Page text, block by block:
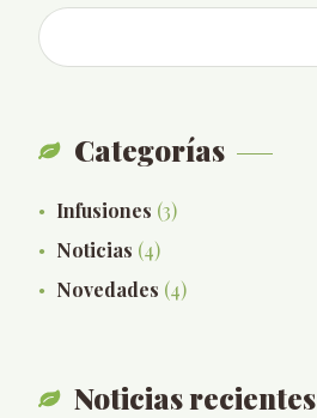
Categorías
Infusiones (3)
Noticias (4)
Novedades (4)
Noticias recientes